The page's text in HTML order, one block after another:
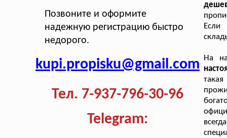
Позвоните и оформите
надежную регистрацию быстро
недорого.
kupi.propisku@gmail.com
Тел. 7-937-796-30-96
Telegram:
Если
На